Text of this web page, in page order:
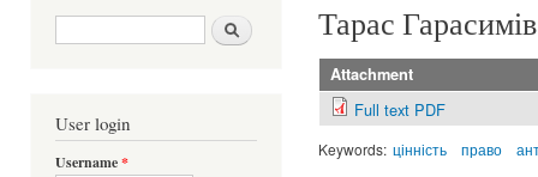
Search form Шукати
User login
Username*
Тарас
Attachment
Full text PDF
Keywords: цінність право